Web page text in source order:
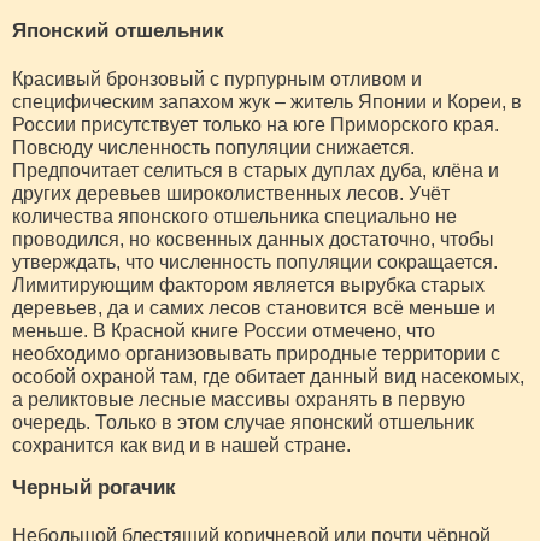
Японский отшельник
Красивый бронзовый с пурпурным отливом и
специфическим запахом жук – житель Японии и Кореи, в
России присутствует только на юге Приморского края.
Повсюду численность популяции снижается.
Предпочитает селиться в старых дуплах дуба, клёна и
других деревьев широколиственных лесов. Учёт
количества японского отшельника специально не
проводился, но косвенных данных достаточно, чтобы
утверждать, что численность популяции сокращается.
Лимитирующим фактором является вырубка старых
деревьев, да и самих лесов становится всё меньше и
меньше. В Красной книге России отмечено, что
необходимо организовывать природные территории с
особой охраной там, где обитает данный вид насекомых,
а реликтовые лесные массивы охранять в первую
очередь. Только в этом случае японский отшельник
сохранится как вид и в нашей стране.
Черный рогачик
Небольшой блестящий коричневой или почти чёрной